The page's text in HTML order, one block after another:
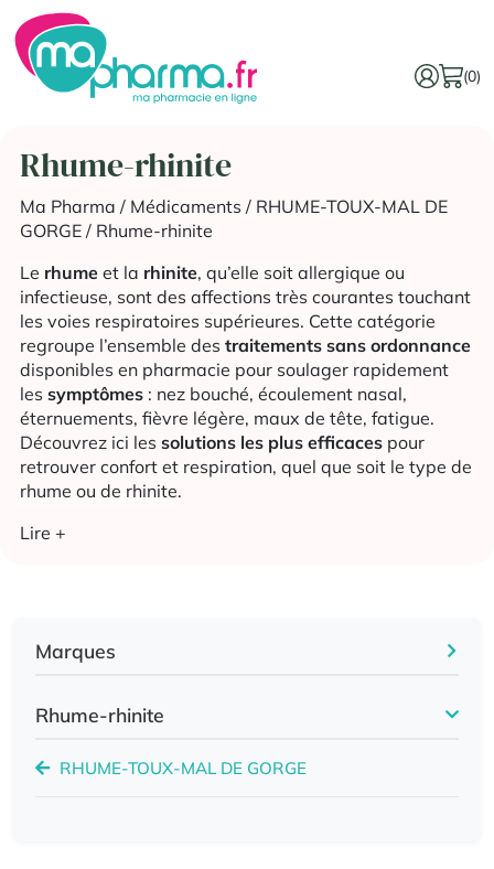
(0)
Rhume-rhinite
Ma Pharma / Médicaments / RHUME-TOUX-MAL DE
GORGE/ Rhume-rhinite
Le rhumeet la rhinite, qu’elle soit allergique ou
infectieuse, sont des affections très courantes touchant
les voies respiratoires supérieures. Cette catégorie
regroupe l’ensemble des traitements sans ordonnance
disponibles en pharmacie pour soulager rapidement
les symptômes: nez bouché, écoulement nasal,
éternuements, fièvre légère, maux de tête, fatigue.
Découvrez ici les solutions les plus efficacespour
retrouver confort et respiration, quel que soit le type de
rhume ou de rhinite.
Lire +
Marques
Rhume-rhinite
RHUME-TOUX-MAL DE GORGE